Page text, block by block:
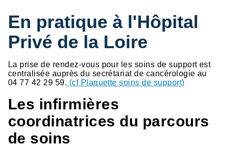
En pratique à l'Hôpital
Privé de la Loire
La prise de rendez-vous pour les soins de support est
centralisée auprès du secrétariat de cancérologie au
04 77 42 29 59. (cf Plaquette soins de support)
Les infirmières
coordinatrices du parcours
de soins